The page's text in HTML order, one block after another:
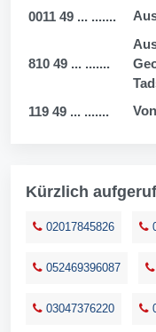
0011 49 ... .......
810 49 ... .......
119 49 ... .......
Kürzlich
02017845826
052469396087
03047376220